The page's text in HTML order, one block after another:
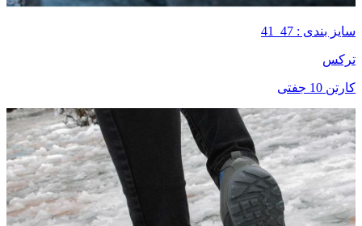
سایز بندی : 47_41
ترکس
کارتن 10 جفتی